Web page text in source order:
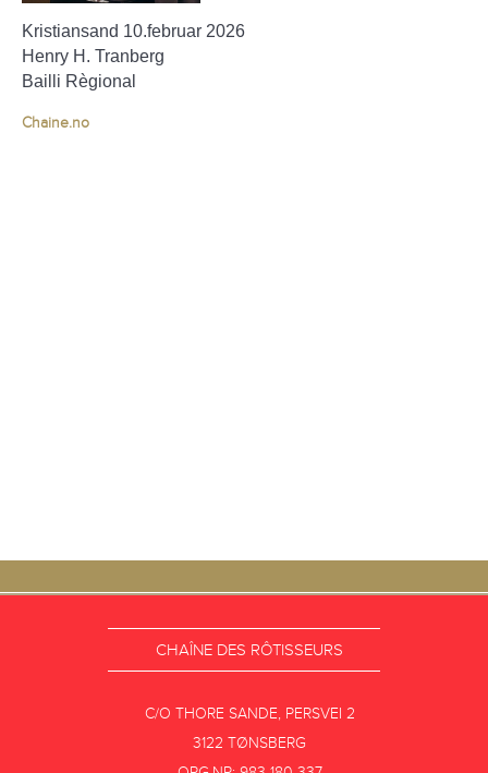
Kristiansand 10.februar 2026
Henry H. Tranberg
Bailli Règional
Chaine.no
CHAÎNE DES RÔTISSEURS
C/O THORE SANDE, PERSVEI 2
3122 TØNSBERG